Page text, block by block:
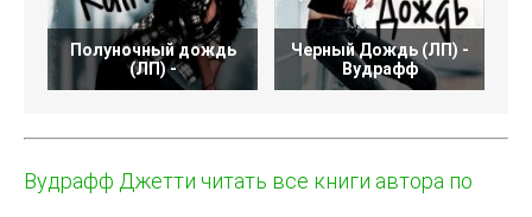
Полуночный дождь
(ЛП) -
Черный Дождь (ЛП) -
Вудрафф
Вудрафф Джетти читать все книги автора по